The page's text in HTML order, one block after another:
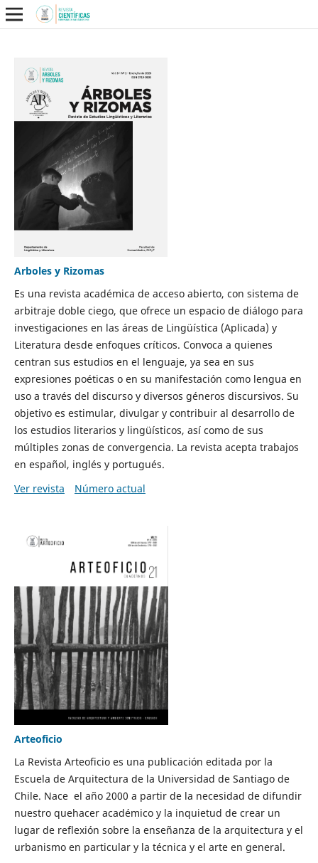
Arboles y Rizomas
Es una revista académica de acceso abierto, con sistema de
arbitraje doble ciego, que ofrece un espacio de diálogo para
investigaciones en las áreas de Lingüística (Aplicada) y
Literatura desde enfoques críticos. Convoca a quienes
centran sus estudios en el lenguaje, ya sea en sus
expresiones poéticas o en su manifestación como lengua en
uso a través del discurso y diversos géneros discursivos. Su
objetivo es estimular, divulgar y contribuir al desarrollo de
los estudios literarios y lingüísticos, así como de sus
múltiples zonas de convergencia. La revista acepta trabajos
en español, inglés y portugués.
Ver revista
Número actual
Arteoficio
La Revista Arteoficio es una publicación editada por la
Escuela de Arquitectura de la Universidad de Santiago de
Chile. Nace el año 2000 a partir de la necesidad de difundir
nuestro quehacer académico y la inquietud de crear un
lugar de reflexión sobre la enseñanza de la arquitectura y el
urbanismo en particular y la técnica y el arte en general.